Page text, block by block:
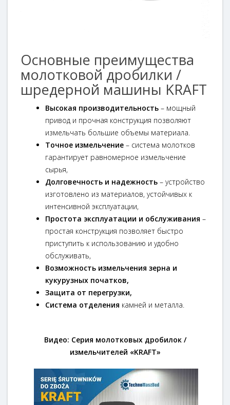
Основные преимущества
молотковой дробилки /
шредерной машины KRAFT
Высокая производительность – мощный
привод и прочная конструкция позволяют
измельчать большие объемы материала.
Точное измельчение – система молотков
гарантирует равномерное измельчение
сырья,
Долговечность и надежность – устройство
изготовлено из материалов, устойчивых к
интенсивной эксплуатации,
Простота эксплуатации и обслуживания –
простая конструкция позволяет быстро
приступить к использованию и удобно
обслуживать,
Возможность измельчения зерна и
кукурузных початков,
Защита от перегрузки,
Система отделения камней и металла.
Видео: Серия молотковых дробилок /
измельчителей «KRAFT»